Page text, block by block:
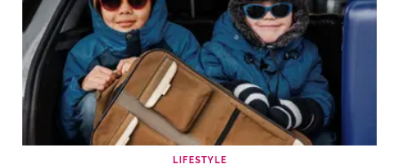
LIFESTYLE